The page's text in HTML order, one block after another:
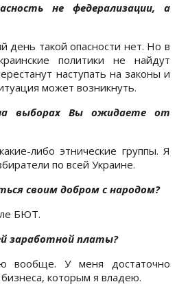
не федерализации, а
день такой опасности нет. Но в
политики не найдут
наступать на законы и
может возникнуть.
выборах Вы ожидаете от
либо этнические группы. Я
по всей Украине.
своим добром с народом?
БЮТ.
заработной платы?
вообще. У меня достаточно
которым я владею.